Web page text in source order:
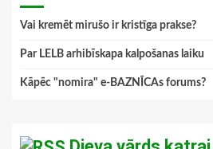
Vai kremēt mirušo ir kristīga prakse?
Par LELB arhibīskapa kalpošanas laiku
Kāpēc "nomira" e-BAZNĪCAs forums?